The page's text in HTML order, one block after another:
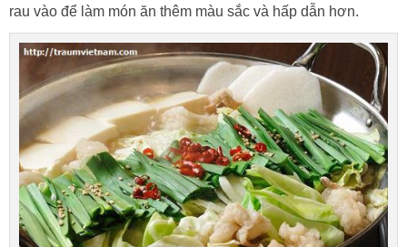
rau vào để làm món ăn thêm màu sắc và hấp dẫn hơn.